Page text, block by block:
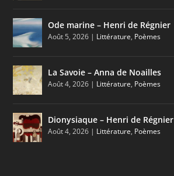
Ode marine – Henri de Régnier
Août 5, 2026 | Littérature, Poèmes
La Savoie – Anna de Noailles
Août 4, 2026 | Littérature, Poèmes
Dionysiaque – Henri de Régnier
Août 4, 2026 | Littérature, Poèmes